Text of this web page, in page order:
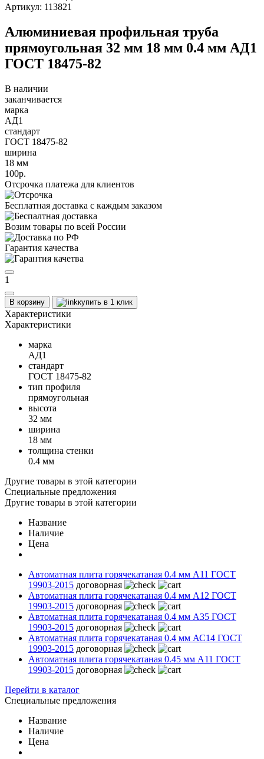
Артикул: 113821
Алюминиевая профильная труба
прямоугольная 32 мм 18 мм 0.4 мм АД1
ГОСТ 18475-82
В наличии
заканчивается
марка
АД1
стандарт
ГОСТ 18475-82
ширина
18 мм
100р.
Отсрочка платежа для клиентов
Бесплатная доставка с каждым заказом
Возим товары по всей России
Гарантия качества
1
В корзину купить в 1 клик
Характеристики
Характеристики
марка
АД1
стандарт
ГОСТ 18475-82
тип профиля
прямоугольная
высота
32 мм
ширина
18 мм
толщина стенки
0.4 мм
Другие товары в этой категории
Специальные предложения
Другие товары в этой категории
Название
Наличие
Цена
Автоматная плита горячекатаная 0.4 мм А11 ГОСТ
19903-2015 договорная
Автоматная плита горячекатаная 0.4 мм А12 ГОСТ
19903-2015 договорная
Автоматная плита горячекатаная 0.4 мм А35 ГОСТ
19903-2015 договорная
Автоматная плита горячекатаная 0.4 мм АС14 ГОСТ
19903-2015 договорная
Автоматная плита горячекатаная 0.45 мм А11 ГОСТ
19903-2015 договорная
Перейти в каталог
Специальные предложения
Название
Наличие
Цена